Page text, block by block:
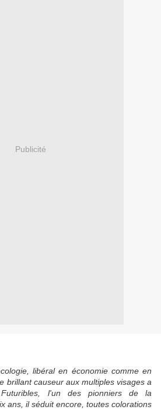
Publicité
libéral en économie comme en
brillant causeur aux multiples visages a
l'un des pionniers de la
ans, il séduit encore, toutes colorations